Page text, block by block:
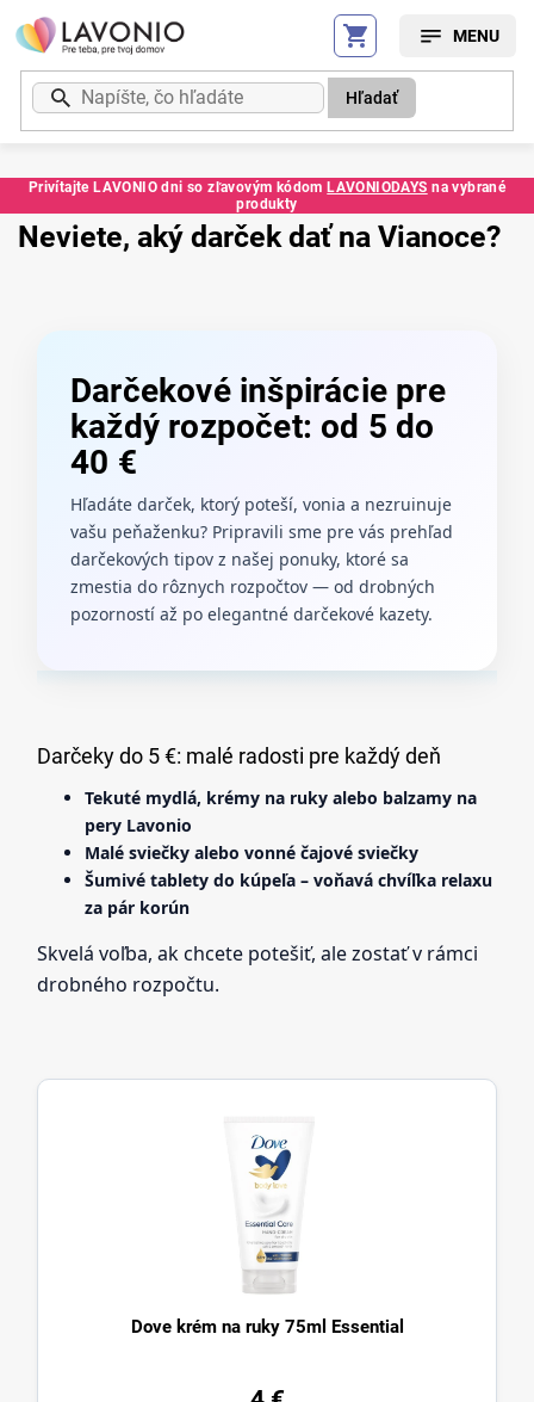
Prejsť
na
obsah
Privítajte LAVONIO dni so zľavovým kódom LAVONIODAYS na vybrané
produkty
Hľadať
Neviete, aký darček dať na Vianoce?
Darčekové inšpirácie pre
každý rozpočet: od 5 do
40 €
Hľadáte darček, ktorý poteší, vonia a nezruinuje
vašu peňaženku? Pripravili sme pre vás prehľad
darčekových tipov z našej ponuky, ktoré sa
zmestia do rôznych rozpočtov — od drobných
pozorností až po elegantné darčekové kazety.
Darčeky do 5 €: malé radosti pre každý deň
Tekuté mydlá, krémy na ruky alebo balzamy na
pery Lavonio
Malé sviečky alebo vonné čajové sviečky
Šumivé tablety do kúpeľa – voňavá chvíľka relaxu
za pár korún
Skvelá voľba, ak chcete potešiť, ale zostať v rámci
drobného rozpočtu.
Dove krém na ruky 75ml Essential